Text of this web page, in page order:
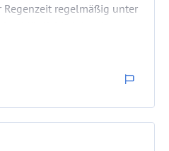
regelmäßig unter
aber eine gute Option
dem Flughafen.